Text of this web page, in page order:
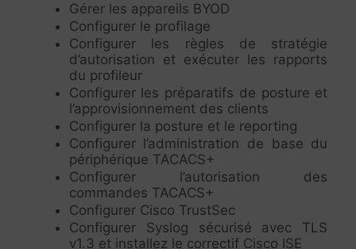
Gérer les appareils BYOD
Configurer le profilage
Configurer les règles de stratégie
d’autorisation et exécuter les rapports
du profileur
Configurer les préparatifs de posture et
l’approvisionnement des clients
Configurer la posture et le reporting
Configurer l’administration de base du
périphérique TACACS+
Configurer l’autorisation des
commandes TACACS+
Configurer Cisco TrustSec
Configurer Syslog sécurisé avec TLS
v1.3 et installez le correctif Cisco ISE